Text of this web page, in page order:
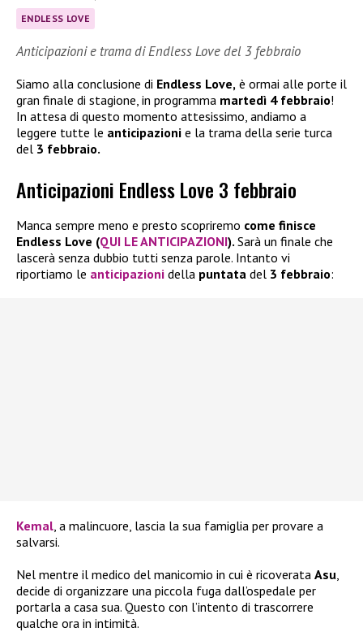
ENDLESS LOVE
Anticipazioni e trama di Endless Love del 3 febbraio
Siamo alla conclusione di Endless Love, è ormai alle porte il
gran finale di stagione, in programma martedì 4 febbraio!
In attesa di questo momento attesissimo, andiamo a
leggere tutte le anticipazioni e la trama della serie turca
del 3 febbraio.
Anticipazioni Endless Love 3 febbraio
Manca sempre meno e presto scopriremo come finisce
Endless Love (QUI LE ANTICIPAZIONI). Sarà un finale che
lascerà senza dubbio tutti senza parole. Intanto vi
riportiamo le anticipazioni della puntata del 3 febbraio:
Kemal , a malincuore, lascia la sua famiglia per provare a
salvarsi.
Nel mentre il medico del manicomio in cui è ricoverata Asu
decide di organizzare una piccola fuga dall’ospedale per
portarla a casa sua. Questo con l’intento di trascorrere
qualche ora in intimità.